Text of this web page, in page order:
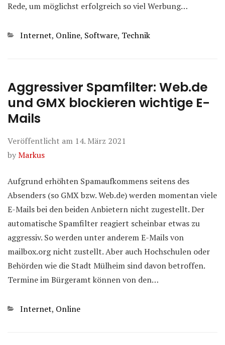
Rede, um möglichst erfolgreich so viel Werbung…
Kategorien
Internet, Online, Software, Technik
Aggressiver Spamfilter: Web.de
und GMX blockieren wichtige E-
Mails
Veröffentlicht am 14. März 2021
byMarkus
Aufgrund erhöhten Spamaufkommens seitens des
Absenders (so GMX bzw. Web.de) werden momentan viele
E-Mails bei den beiden Anbietern nicht zugestellt. Der
automatische Spamfilter reagiert scheinbar etwas zu
aggressiv. So werden unter anderem E-Mails von
mailbox.org nicht zustellt. Aber auch Hochschulen oder
Behörden wie die Stadt Mülheim sind davon betroffen.
Termine im Bürgeramt können von den…
Kategorien
Internet, Online